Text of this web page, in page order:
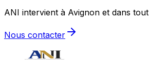
ANI intervient à Avignon et dans
Nous contacter